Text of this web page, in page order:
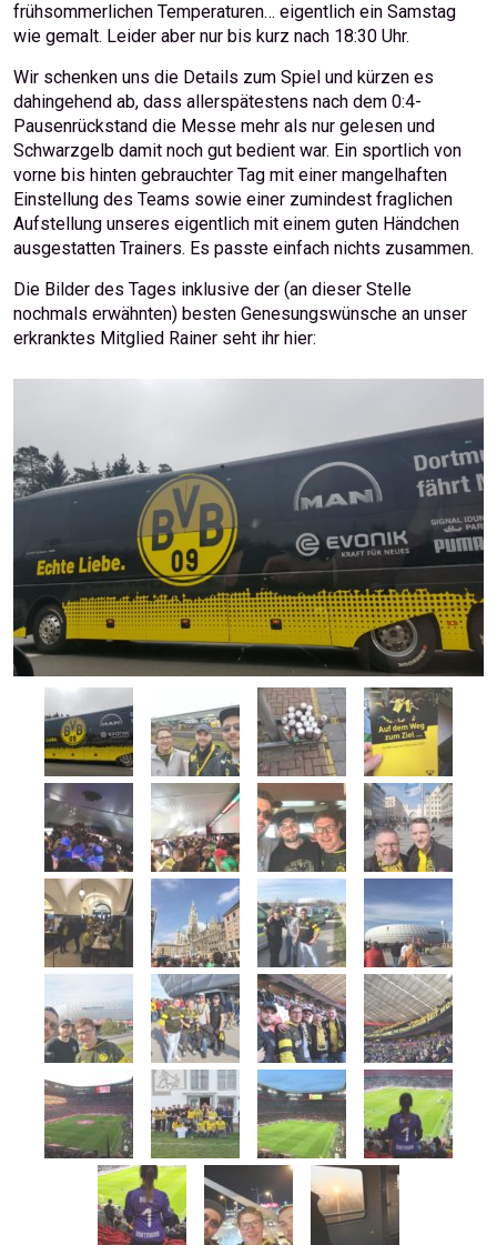
frühsommerlichen Temperaturen… eigentlich ein Samstag
wie gemalt. Leider aber nur bis kurz nach 18:30 Uhr.
Wir schenken uns die Details zum Spiel und kürzen es
dahingehend ab, dass allerspätestens nach dem 0:4-
Pausenrückstand die Messe mehr als nur gelesen und
Schwarzgelb damit noch gut bedient war. Ein sportlich von
vorne bis hinten gebrauchter Tag mit einer mangelhaften
Einstellung des Teams sowie einer zumindest fraglichen
Aufstellung unseres eigentlich mit einem guten Händchen
ausgestatten Trainers. Es passte einfach nichts zusammen.
Die Bilder des Tages inklusive der (an dieser Stelle
nochmals erwähnten) besten Genesungswünsche an unser
erkranktes Mitglied Rainer seht ihr hier: